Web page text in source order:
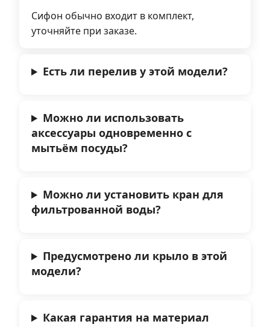
Сифон обычно входит в комплект,
уточняйте при заказе.
Есть ли перелив у этой модели?
Можно ли использовать
аксессуары одновременно с
мытьём посуды?
Можно ли установить кран для
фильтрованной воды?
Предусмотрено ли крыло в этой
модели?
Какая гарантия на материал